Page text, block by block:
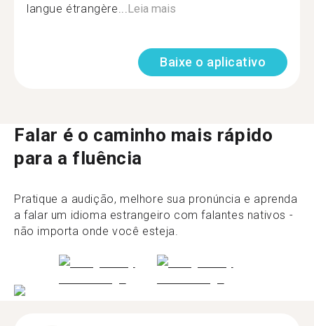
langue étrangère... Leia mais
Baixe o aplicativo
Falar é o caminho mais rápido
para a fluência
Pratique a audição, melhore sua pronúncia e aprenda
a falar um idioma estrangeiro com falantes nativos -
não importa onde você esteja.